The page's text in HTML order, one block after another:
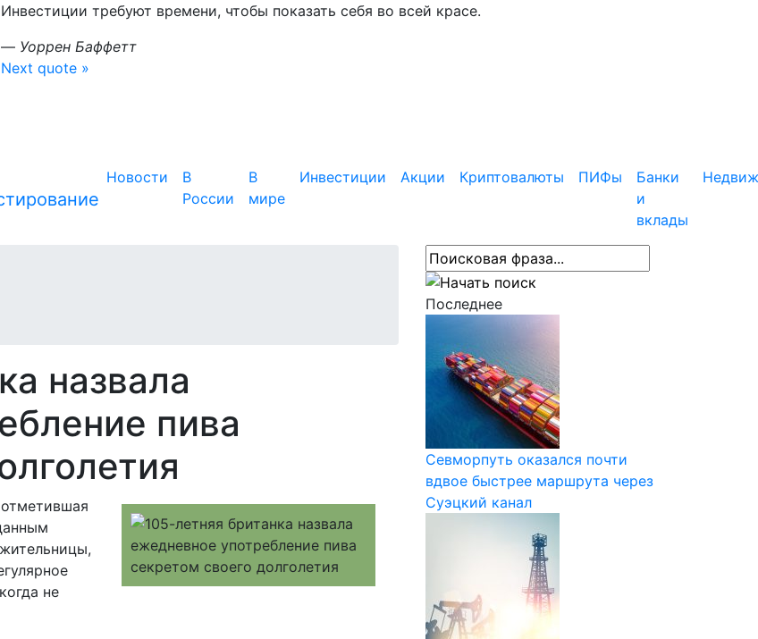
Инвестиции требуют времени, чтобы показать себя во всей красе.
— Уоррен Баффетт
Next quote »
Новости
В
России
В
мире
Инвестиции Акции Криптовалюты ПИФы
Банки
и
вклады
назвала
пива
не
Последнее
Севморпуть оказался почти
вдвое быстрее маршрута через
Суэцкий канал